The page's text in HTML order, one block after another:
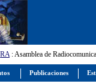
RA: Asamblea de
Publicaciones